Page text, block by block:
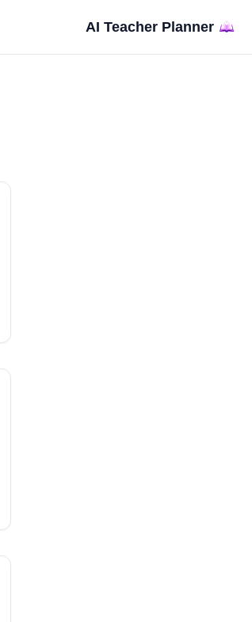
AI Teacher Planner